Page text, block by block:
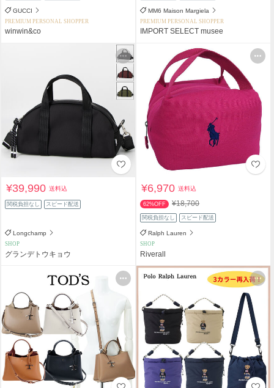
GUCCI
PREMIUM PERSONAL SHOPPER
winwin&co
MM6 Maison Margiela
PREMIUM PERSONAL SHOPPER
IMPORT SELECT musee
¥39,990送料込
関税負担なし スピード配送
Longchamp
SHOP
グランデトウキョウ
¥6,970送料込
62%OFF ¥18,700
関税負担なし スピード配送
Ralph Lauren
SHOP
Riverall